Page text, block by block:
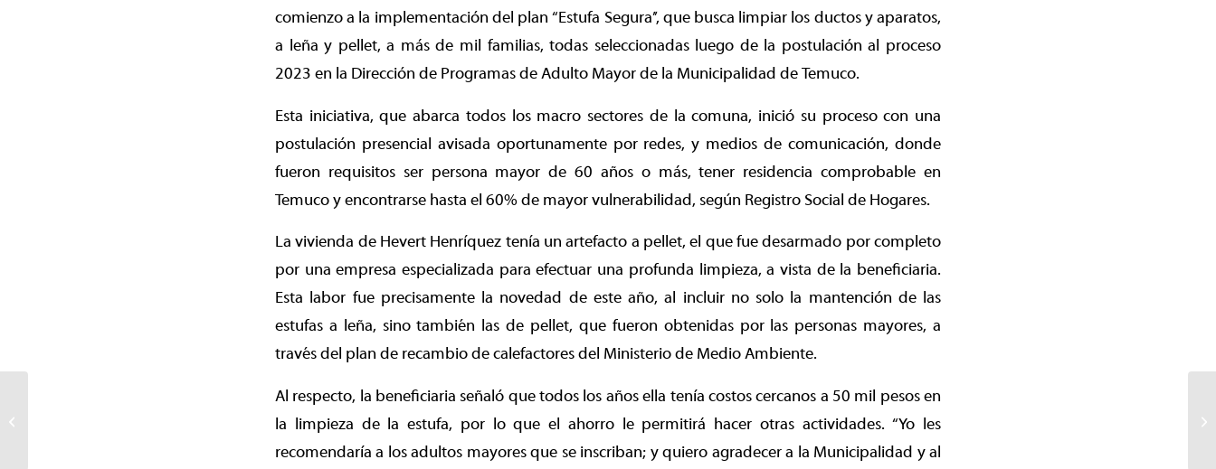
comienzo a la implementación del plan “Estufa Segura’’, que busca limpiar los ductos y aparatos,
a leña y pellet, a más de mil familias, todas seleccionadas luego de la postulación al proceso
2023 en la Dirección de Programas de Adulto Mayor de la Municipalidad de Temuco.
Esta iniciativa, que abarca todos los macro sectores de la comuna, inició su proceso con una
postulación presencial avisada oportunamente por redes, y medios de comunicación, donde
fueron requisitos ser persona mayor de 60 años o más, tener residencia comprobable en
Temuco y encontrarse hasta el 60% de mayor vulnerabilidad, según Registro Social de Hogares.
La vivienda de Hevert Henríquez tenía un artefacto a pellet, el que fue desarmado por completo
por una empresa especializada para efectuar una profunda limpieza, a vista de la beneficiaria.
Esta labor fue precisamente la novedad de este año, al incluir no solo la mantención de las
estufas a leña, sino también las de pellet, que fueron obtenidas por las personas mayores, a
través del plan de recambio de calefactores del Ministerio de Medio Ambiente.
Al respecto, la beneficiaria señaló que todos los años ella tenía costos cercanos a 50 mil pesos en
la limpieza de la estufa, por lo que el ahorro le permitirá hacer otras actividades. “Yo les
recomendaría a los adultos mayores que se inscriban; y quiero agradecer a la Municipalidad y al